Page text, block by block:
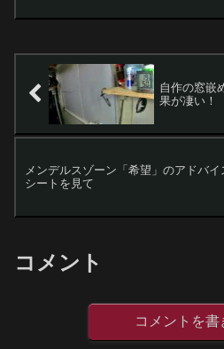
自作の窓嵌
果が凄い！
メンデルスゾーン「希望」のアドバイ
シートを見て
コメント
コメントを書